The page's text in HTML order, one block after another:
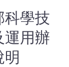
科學技
運用辦